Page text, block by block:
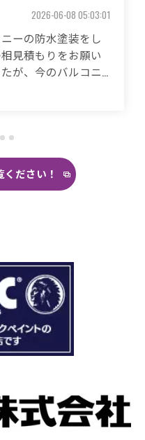
2026-05-26 06:48:59
から雨漏りに悩まされ
漏りしてその都度雨漏り
したがスッキリ直った
仕方ありませんでした。
定して修繕してほしいと
井澤産業さんにたどり着
でいて所々でヒビや1箇所
りました。
たいところでしたが、こ
予定なので瓦の差し替え
定が、家にあった予備の
替えてもらったので薄暗
ださい！